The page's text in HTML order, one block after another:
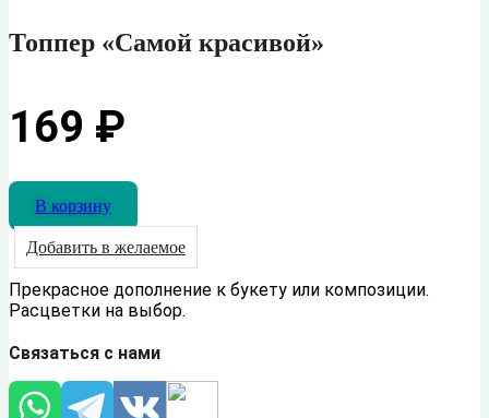
Топпер «Самой красивой»
169 ₽
В корзину
Добавить в желаемое
Прекрасное дополнение к букету или композиции.
Расцветки на выбор.
Связаться с нами